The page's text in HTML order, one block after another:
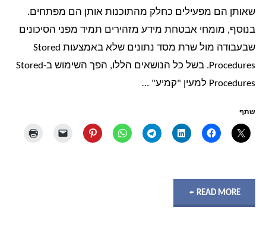
אנשי
מידע/System"
שאותן הם מפעילים כחלק מהתוכנות אותן הם מפתחים.
בנוסף, מומחי אבטחת מידע מזהירים תמיד מפני הסיכונים
שבעבודה מול שרת מסד נתונים שלא באמצעות Stored
Procedures. בשל כל הנושאים הללו, הפך השימוש ב-Stored
Procedures למעין "קמיע" …
שתף
READ MORE